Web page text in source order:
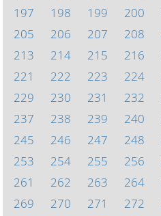
197
198 199 200
205
206 207 208
213
214 215 216
221
222 223 224
229
230 231 232
237
238 239 240
245
246 247 248
253
254 255 256
261
262 263 264
269
270 271 272